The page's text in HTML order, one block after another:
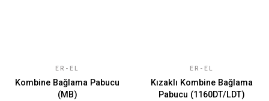
ER-EL
Kombine Bağlama Pabucu
(MB)
ER-EL
Kızaklı Kombine Bağlama
Pabucu (1160DT/LDT)